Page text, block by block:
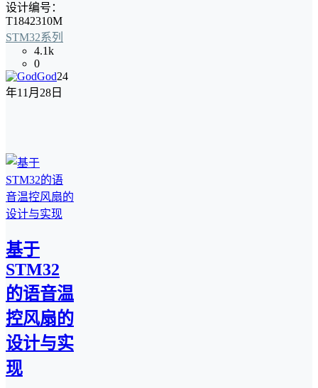
设计编号：
T1842310M
STM32系列
4.1k
0
God24
年11月28日
基于
STM32
的语音温
控风扇的
设计与实
现